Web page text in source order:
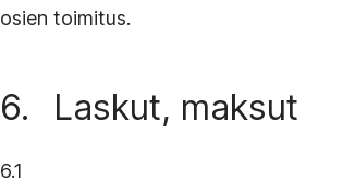
osien toimitus.
6. Laskut, maksut
6.1